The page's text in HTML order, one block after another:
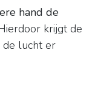
hand de
krijgt de
lucht er